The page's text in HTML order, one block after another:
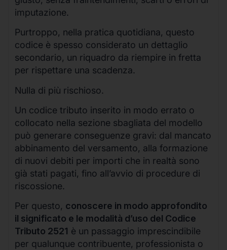
imputazione.
Purtroppo, nella pratica quotidiana, questo
codice è spesso considerato un dettaglio
secondario, un riquadro da riempire in fretta
per rispettare una scadenza.
Nulla di più rischioso.
Un codice tributo inserito in modo errato o
collocato nella sezione sbagliata del modello
può generare conseguenze gravi: dal mancato
abbinamento del versamento, alla formazione
di nuovi debiti per importi che in realtà sono
già stati pagati, fino all’avvio di procedure di
riscossione.
Per questo, conoscere in modo approfondito
il significato e le modalità d’uso del Codice
Tributo 2521 è un passaggio imprescindibile
per qualunque contribuente, professionista o